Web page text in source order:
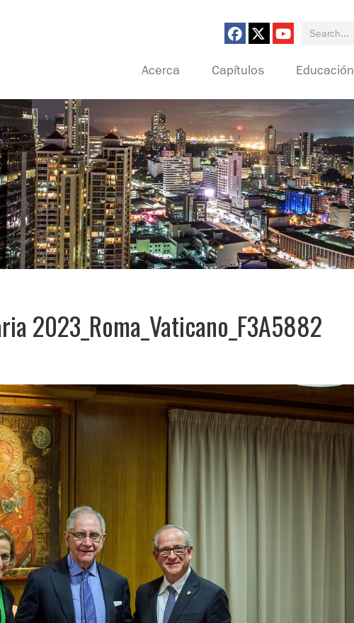
Search for:
Acerca Capítulos Educación
2023_Roma_Vaticano_F3A5882